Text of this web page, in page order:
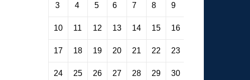
3 4 5 6 7 8 9
10 11 12 13 14 15 16
17 18 19 20 21 22 23
24 25 26 27 28 29 30